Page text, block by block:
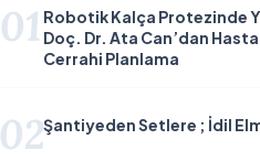
01 Robotik Kalça Protezinde
Doç. Dr. Ata Can’dan
Cerrahi Planlama
02Şantiyeden Setlere ; İdil